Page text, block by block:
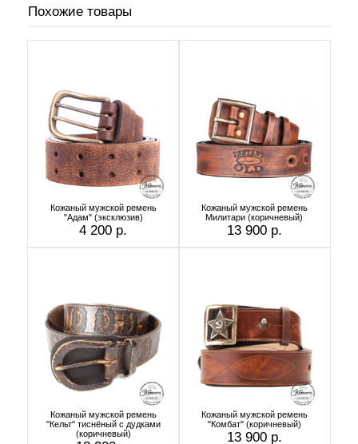
Похожие товары
Кожаный мужской ремень
"Адам" (эксклюзив)
4 200 р.
Кожаный мужской ремень
Милитари (коричневый)
13 900 р.
Кожаный мужской ремень
"Кельт" тиснёный с дудками
(коричневый)
Кожаный мужской ремень
"Комбат" (коричневый)
13 900 р.